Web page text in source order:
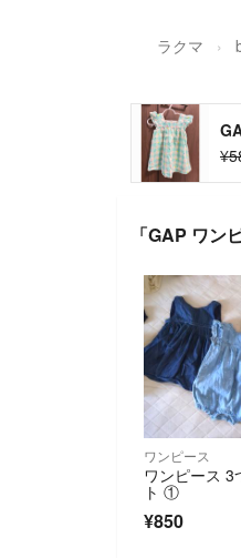
ラクマ
「GAP ワ
ワンピース
ワンピース 3
ト ①
¥850